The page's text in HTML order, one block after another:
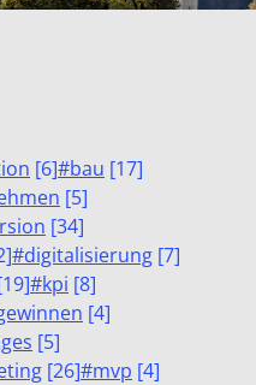
[6]#bau [17]
[5]
[34]
]#digitalisierung [7]
19]#kpi [8]
[4]
[5]
[26]#mvp [4]